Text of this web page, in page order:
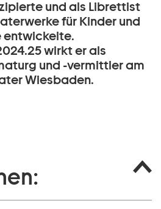
und als Librettist
für Kinder und
entwickelte.
wirkt er als
und -vermittler am
Wiesbaden.